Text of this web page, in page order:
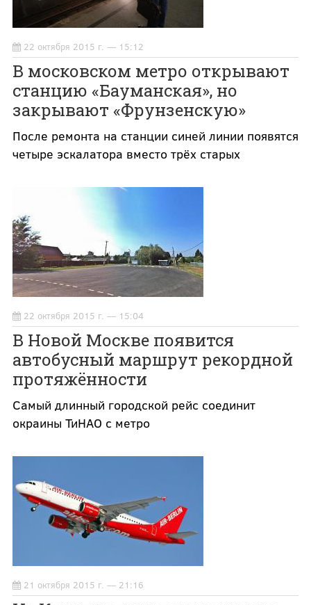
22 октября 2015 г. — 15:12
В московском метро открывают
станцию «Бауманская», но
закрывают «Фрунзенскую»
После ремонта на станции синей линии появятся
четыре эскалатора вместо трёх старых
22 октября 2015 г. — 15:04
В Новой Москве появится
автобусный маршрут рекордной
протяжённости
Самый длинный городской рейс соединит
окраины ТиНАО с метро
21 октября 2015 г. — 21:16